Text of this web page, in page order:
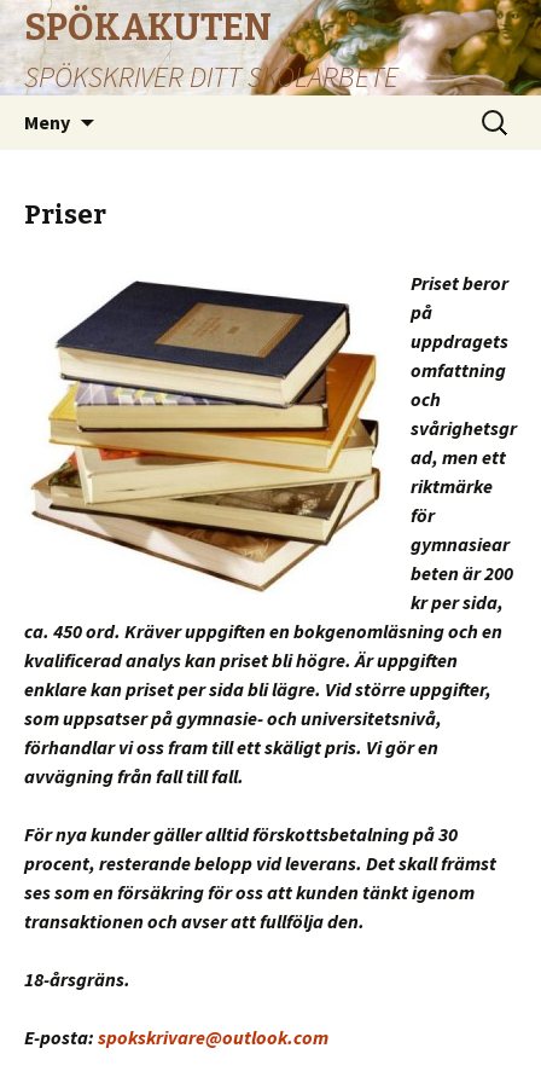
SPÖKAKUTEN
SPÖKSKRIVER DITT SKOLARBETE
Meny
Sök
efter:
Priser
Priset beror
på
uppdragets
omfattning
och
svårighetsgr
ad, men ett
riktmärke
för
gymnasiear
beten är 200
kr per sida,
ca. 450 ord. Kräver uppgiften en bokgenomläsning och en
kvalificerad analys kan priset bli högre. Är uppgiften
enklare kan priset per sida bli lägre. Vid större uppgifter,
som uppsatser på gymnasie- och universitetsnivå,
förhandlar vi oss fram till ett skäligt pris. Vi gör en
avvägning från fall till fall.
För nya kunder gäller alltid förskottsbetalning på 30
procent, resterande belopp vid leverans. Det skall främst
ses som en försäkring för oss att kunden tänkt igenom
transaktionen och avser att fullfölja den.
18-årsgräns.
E-posta: spokskrivare@outlook.com